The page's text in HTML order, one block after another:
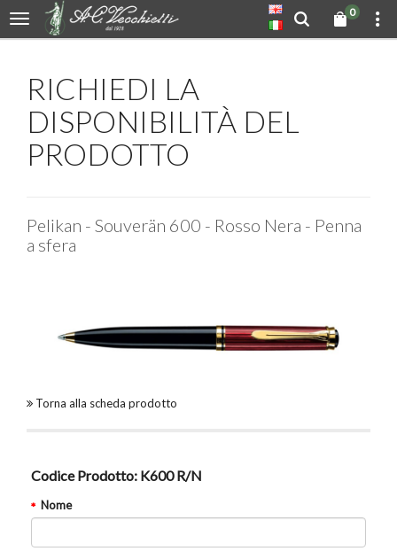
0
RICHIEDI LA
DISPONIBILITÀ DEL
PRODOTTO
Pelikan - Souverän 600 - Rosso Nera - Penna
a sfera
Torna alla scheda prodotto
Codice Prodotto: K600 R/N
Nome